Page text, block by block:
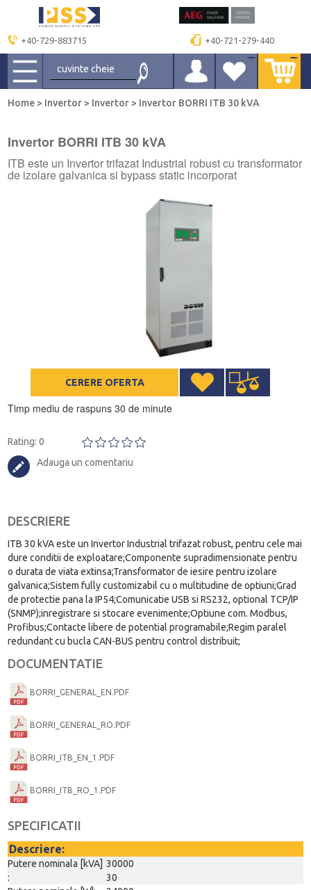
+40-729-883715 +40-721-279-440
Home> Invertor> Invertor> Invertor BORRI ITB 30 kVA
Invertor BORRI ITB 30 kVA
ITB este un Invertor trifazat Industrial robust cu transformator
de izolare galvanica si bypass static incorporat
CERERE OFERTA
Timp mediu de raspuns 30 de minute
Rating: 0
Adauga un comentariu
DESCRIERE
ITB 30 kVA este un Invertor Industrial trifazat robust, pentru cele mai
dure conditii de exploatare;Componente supradimensionate pentru
o durata de viata extinsa;Transformator de iesire pentru izolare
galvanica;Sistem fully customizabil cu o multitudine de optiuni;Grad
de protectie pana la IP54;Comunicatie USB si RS232, optional TCP/IP
(SNMP);inregistrare si stocare evenimente;Optiune com. Modbus,
Profibus;Contacte libere de potential programabile;Regim paralel
redundant cu bucla CAN-BUS pentru control distribuit;
DOCUMENTATIE
BORRI_GENERAL_EN.PDF
BORRI_GENERAL_RO.PDF
BORRI_ITB_EN_1.PDF
BORRI_ITB_RO_1.PDF
SPECIFICATII
Descriere:
Putere nominala [kVA]
:
30000
30